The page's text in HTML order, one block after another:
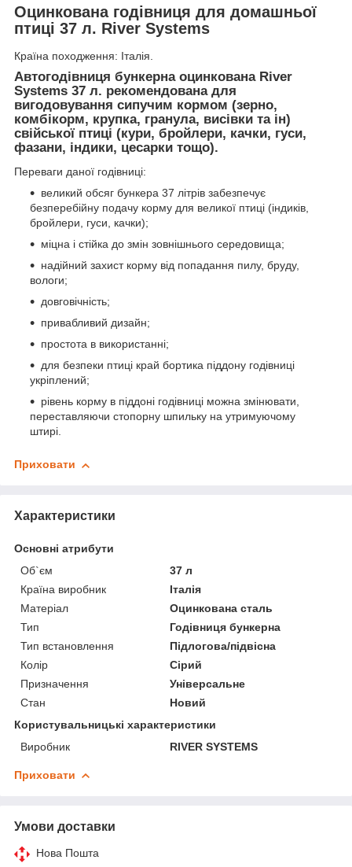
Оцинкована годівниця для домашньої
птиці 37 л. River Systems
Країна походження: Італія.
Автогодівниця бункерна оцинкована River
Systems 37 л. рекомендована для
вигодовування сипучим кормом (зерно,
комбікорм, крупка, гранула, висівки та ін)
свійської птиці (кури, бройлери, качки, гуси,
фазани, індики, цесарки тощо).
Переваги даної годівниці:
великий обсяг бункера 37 літрів забезпечує
безперебійну подачу корму для великої птиці (індиків,
бройлери, гуси, качки);
міцна і стійка до змін зовнішнього середовища;
надійний захист корму від попадання пилу, бруду,
вологи;
довговічність;
привабливий дизайн;
простота в використанні;
для безпеки птиці край бортика піддону годівниці
укріплений;
рівень корму в піддоні годівниці можна змінювати,
переставляючи стопорну шпильку на утримуючому
штирі.
Приховати
Характеристики
Основні атрибути
Об`єм
37 л
Країна виробник
Італія
Матеріал
Оцинкована сталь
Тип
Годівниця бункерна
Тип встановлення
Підлогова/підвісна
Колір
Сірий
Призначення
Універсальне
Стан
Новий
Користувальницькі характеристики
Виробник
RIVER SYSTEMS
Приховати
Умови доставки
Нова Пошта